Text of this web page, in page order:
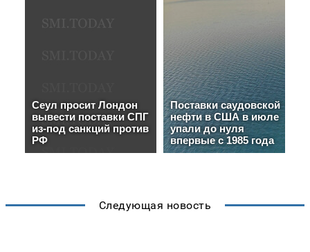
Следующая новость